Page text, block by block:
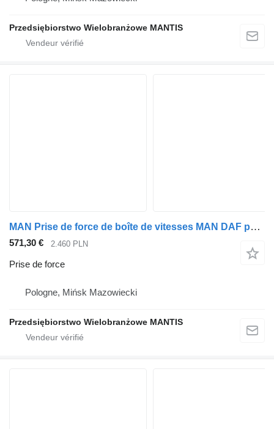
Przedsiębiorstwo Wielobranżowe MANTIS
MAN Prise de force de boîte de vitesses MAN DAF pour tracteur routier
571,30 € 2.460 PLN
Prise de force
Pologne, Mińsk Mazowiecki
Przedsiębiorstwo Wielobranżowe MANTIS